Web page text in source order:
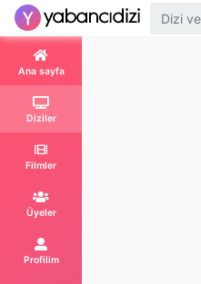
Ana sayfa
Diziler
Filmler
Üyeler
Profilim